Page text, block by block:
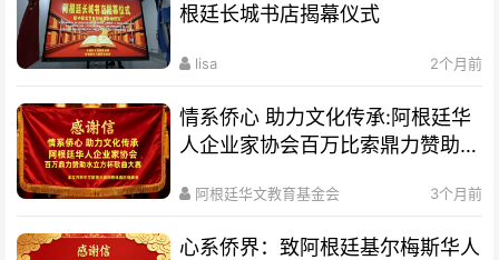
根廷长城书店揭幕仪式
lisa 2个月前
情系侨心 助力文化传承:阿根廷华
人企业家协会百万比索鼎力赞助水
阿根廷华文教育基金会 3个月前
心系侨界​：致阿根廷基尔梅斯华人